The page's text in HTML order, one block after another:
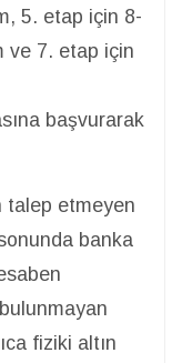
5. etap için 8-
ve 7. etap için
başvurarak
talep etmeyen
banka
fiziki altın